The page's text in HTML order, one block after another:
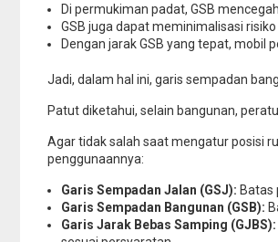
Di permukiman padat, GSB
GSB juga dapat meminimalisasi
Dengan jarak GSB yang tepat,
Jadi, dalam hal ini, garis sempadan
Patut diketahui, selain bangunan,
Agar tidak salah saat mengatur posisi
penggunaannya:
Garis Sempadan Jalan (GSJ): Batas
Garis Sempadan Bangunan (GSB):
Garis Jarak Bebas Samping (GJBS):